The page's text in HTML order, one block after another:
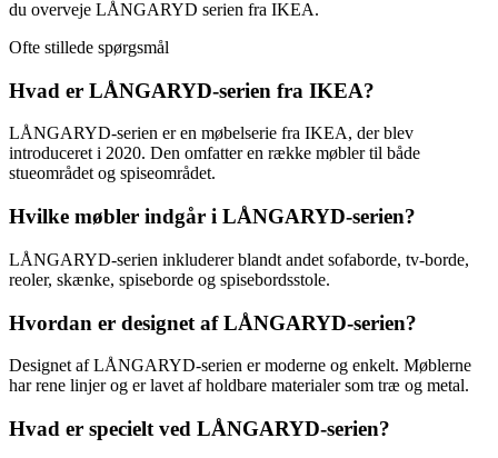
du overveje LÅNGARYD serien fra IKEA.
Ofte stillede spørgsmål
Hvad er LÅNGARYD-serien fra IKEA?
LÅNGARYD-serien er en møbelserie fra IKEA, der blev
introduceret i 2020. Den omfatter en række møbler til både
stueområdet og spiseområdet.
Hvilke møbler indgår i LÅNGARYD-serien?
LÅNGARYD-serien inkluderer blandt andet sofaborde, tv-borde,
reoler, skænke, spiseborde og spisebordsstole.
Hvordan er designet af LÅNGARYD-serien?
Designet af LÅNGARYD-serien er moderne og enkelt. Møblerne
har rene linjer og er lavet af holdbare materialer som træ og metal.
Hvad er specielt ved LÅNGARYD-serien?